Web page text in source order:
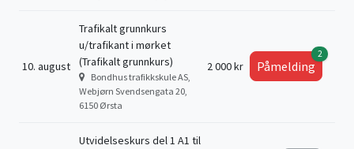
10. august
Trafikalt grunnkurs
u/trafikant i mørket
(Trafikalt grunnkurs)
Bondhus trafikkskule AS,
Webjørn Svendsengata 20,
6150 Ørsta
2 000 kr Påmelding
2
Utvidelseskurs del 1 A1 til